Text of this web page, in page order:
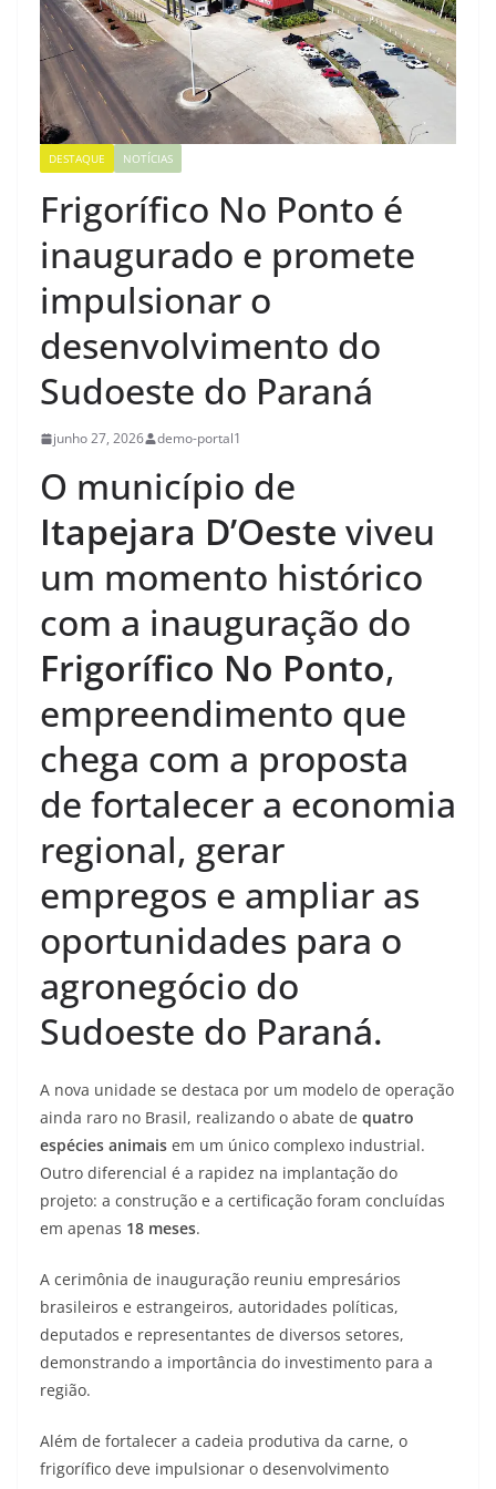
DESTAQUE NOTÍCIAS
Frigorífico No Ponto é
inaugurado e promete
impulsionar o
desenvolvimento do
Sudoeste do Paraná
junho 27, 2026 demo-portal1
O município de
Itapejara D’Oeste viveu
um momento histórico
com a inauguração do
Frigorífico No Ponto,
empreendimento que
chega com a proposta
de fortalecer a economia
regional, gerar
empregos e ampliar as
oportunidades para o
agronegócio do
Sudoeste do Paraná.
A nova unidade se destaca por um modelo de operação
ainda raro no Brasil, realizando o abate de quatro
espécies animais em um único complexo industrial.
Outro diferencial é a rapidez na implantação do
projeto: a construção e a certificação foram concluídas
em apenas 18 meses.
A cerimônia de inauguração reuniu empresários
brasileiros e estrangeiros, autoridades políticas,
deputados e representantes de diversos setores,
demonstrando a importância do investimento para a
região.
Além de fortalecer a cadeia produtiva da carne, o
frigorífico deve impulsionar o desenvolvimento